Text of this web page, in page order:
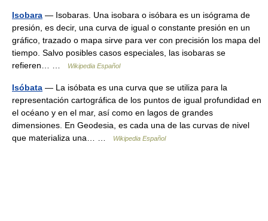
Isobara — Isobaras. Una isobara o isóbara es un isógrama de
presión, es decir, una curva de igual o constante presión en un
gráfico, trazado o mapa sirve para ver con precisión los mapa del
tiempo. Salvo posibles casos especiales, las isobaras se
refieren… …
Wikipedia Español
Isóbata — La isóbata es una curva que se utiliza para la
representación cartográfica de los puntos de igual profundidad en
el océano y en el mar, así como en lagos de grandes
dimensiones. En Geodesia, es cada una de las curvas de nivel
que materializa una… …
Wikipedia Español